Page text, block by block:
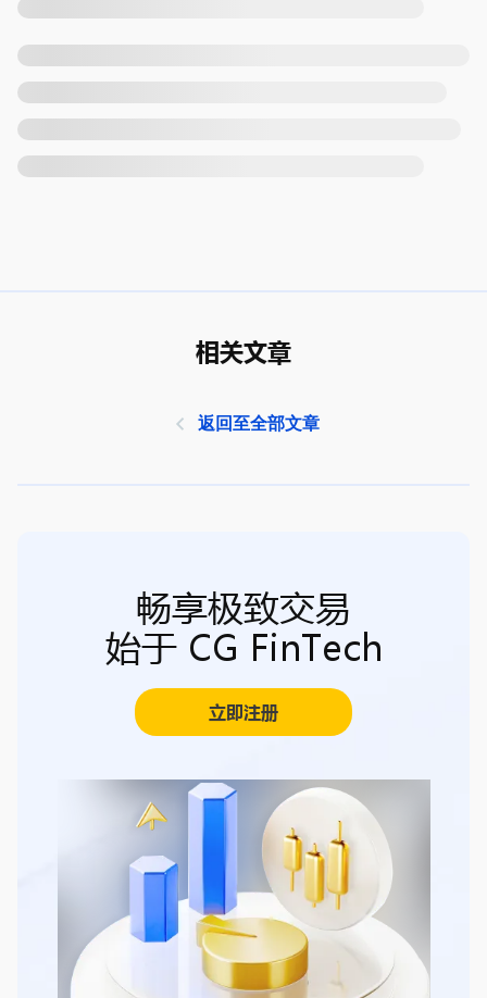
相关文章
返回至全部文章
畅享极致交易
始于 CG FinTech
立即注册